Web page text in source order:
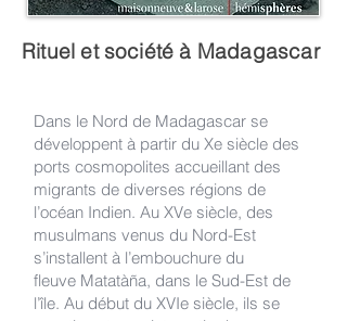
Rituel et société à Madagascar
Dans le Nord de Madagascar se
développent à partir du Xe siècle des
ports cosmopolites accueillant des
migrants de diverses régions de
l’océan Indien. Au XVe siècle, des
musulmans venus du Nord-Est
s’installent à l’embouchure du
fleuve Matatàña, dans le Sud-Est de
l’île. Au début du XVIe siècle, ils se